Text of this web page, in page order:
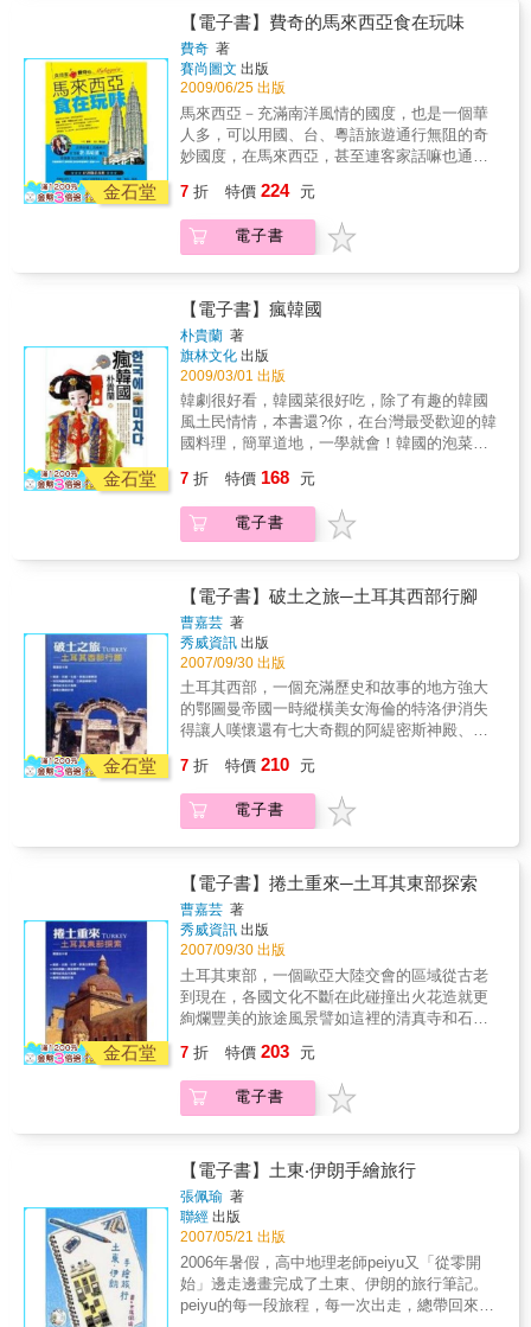
文化。誰又能抗拒超過一萬年歷史的城市？誰
能不對猶太教與基督教的發源地感到好奇？誰
不想親眼目睹耶穌基督受洗的河流？誰不想造
訪八百年前十字軍東征的古戰場？！而這一切
古老而奇妙的組合就是約旦與敘利亞！該書的
作者，用自己深入敘利亞和約旦親身經歷的故
事，告訴讀者不可錯過的最後一塊讓旅人燃起
熱情的土地。
金石堂
【電子書】費奇的馬來西亞食在玩味
費奇 著
賽尚圖文 出版
2009/06/25 出版
馬來西亞－充滿南洋風情的國度，也是一個華
人多，可以用國、台、粵語旅遊通行無阻的奇
妙國度，在馬來西亞，甚至連客家話嘛也通！
力！ 就像費奇在馬來西亞前首相開的麵包
店前巧遇敦-馬哈迪醫生前首相般神奇！ 現
在就跟著費奇“玩味”馬來西亞，一同體驗她費盡
深度的大馬旅遊歡樂！「費奇的馬來西亞食在
玩味」一書將帶您體驗馬來西亞的美食精髓：
1.發掘讓人驚豔的美景、美食： 很多人經
常去吉隆坡、檳城、怡保、馬六甲旅遊，去品
味那南島風情。透過本書您會發現您絕對無法
像作者費奇那樣，深入到這個國家的生活、文
化的最深處，哪怕是細小的角落也不放過，也
要發掘出讓人驚豔的美景、美食。2.用國、台
語，甚至客家話就能通行無阻： 馬來西亞
多，所以在多次前往後作者費奇發現馬來西亞
是少數充滿異國風情，卻可以使用我們習慣的
國、台語，甚至客家話、廣東語在馬來西亞遊
玩而通行無阻的國家，不必擔心會有語言障礙
的問題。3.完整呈現馬來西亞的多元美
食： 本書完整呈現出馬來西亞的美食因文
化的多元而包羅萬象，讓你一路從高檔頂尖的
東、西各式精緻美食、在地特色的馬來風味、
印度風情、中華料理等嚐到的庶民小吃！各式
美食選項之多，透過本書絕對讓您的味蕾忙個
不停！4.介紹涵蓋吉隆坡、馬六甲、怡保與檳
城等四個大城市： 費奇利用近兩年的來來
去去，加上幾次個把月Long stay的時間走遍
了，基本上代表著馬來西亞目前最繁華與先進
的城市與重要特有文化資產的景點。費奇以美
「費奇的馬來西亞食在玩味」一書的文字與圖
片，走進神奇的馬來西亞，同時體驗馬來西亞
多元民族、宗教、文化所融合的萬種風情！
7 折 特價 224 元
電子書
金石堂
【電子書】瘋韓國
朴貴蘭 著
旗林文化 出版
2009/03/01 出版
韓劇很好看，韓國菜很好吃，除了有趣的韓國
風土民情情，本書還?你，在台灣最受歡迎的韓
國料理，簡單道地，一學就會！韓國的泡菜舉
的人工美女也是盡所皆知，但費用價格怎麼算
呢？韓國的外送服務好到不需詳細地址也能送
達？！讓這個在台灣生長的半個韓國人來告訴
7 折 特價 168 元
電子書
金石堂
【電子書】破土之旅─土耳其西部行腳
曹嘉芸 著
秀威資訊 出版
2007/09/30 出版
土耳其西部，一個充滿歷史和故事的地方強大
的鄂圖曼帝國一時縱橫美女海倫的特洛伊消失
得讓人嘆懷還有七大奇觀的阿緹密斯神殿、小
精采絕倫？那打破陶甕吃燉肉、登臨懸崖古墓
探險欣賞比人高的人頭雕像、在古蹟裡游泳、
洗土耳其浴傍晚時，再到石灰棚賞日落綺景鐵
有趣，讀來彷彿跟著她遨遊了土耳其半圈回
來，使人心生嚮往。書末附有簽證、交通、住
宿和飲食的注意事項，以及實際花費統計表，
並特別規劃兩週版、三週版的旅遊行程建議，
讓心牽意動的讀者，也能跟著她的腳步，一起
行腳土耳其！
7 折 特價 210 元
電子書
金石堂
【電子書】捲土重來─土耳其東部探索
曹嘉芸 著
秀威資訊 出版
2007/09/30 出版
土耳其東部，一個歐亞大陸交會的區域從古老
到現在，各國文化不斷在此碰撞出火花造就更
絢爛豐美的旅途風景譬如這裡的清真寺和石頭
俄羅斯的影子通通有……最有趣的當屬「凡
貓」，眼睛一隻藍、一隻黃得很獨特就連博物
館展示的石雕，外星人樣的圖騰都來參一腳此
利亞邊界的風光在在不容錯過這趟「捲土重
來」之旅，讓人發掘多元的土耳其丰采本書是
作者曹嘉芸暨《破土之旅─土耳其西部行腳》
後，又另一真情旅遊日記。滾完土耳其西部意
猶未竟的她，這次選擇土耳其東部遊玩，期間
心情、所見所聞一一記載下來，生動有趣，讀
來彷彿跟著她見識到土庫族人的熱情、令人嘆
為觀止的古蹟，使人心生嚮往。書末附有簽
7 折 特價 203 元
電子書
【電子書】土東‧伊朗手繪旅行
張佩瑜 著
聯經 出版
2007/05/21 出版
2006年暑假，高中地理老師peiyu又「從零開
始」邊走邊畫完成了土東、伊朗的旅行筆記。
peiyu的每一段旅程，每一次出走，總帶回來屬